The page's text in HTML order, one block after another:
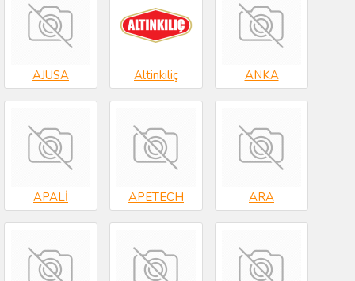
AJUSA Altinkiliç ANKA
APALİ APETECH ARA